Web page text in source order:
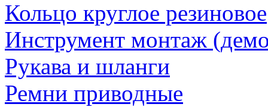
Кольцо круглое резиновое
Инструмент монтаж
Рукава и шланги
Ремни приводные